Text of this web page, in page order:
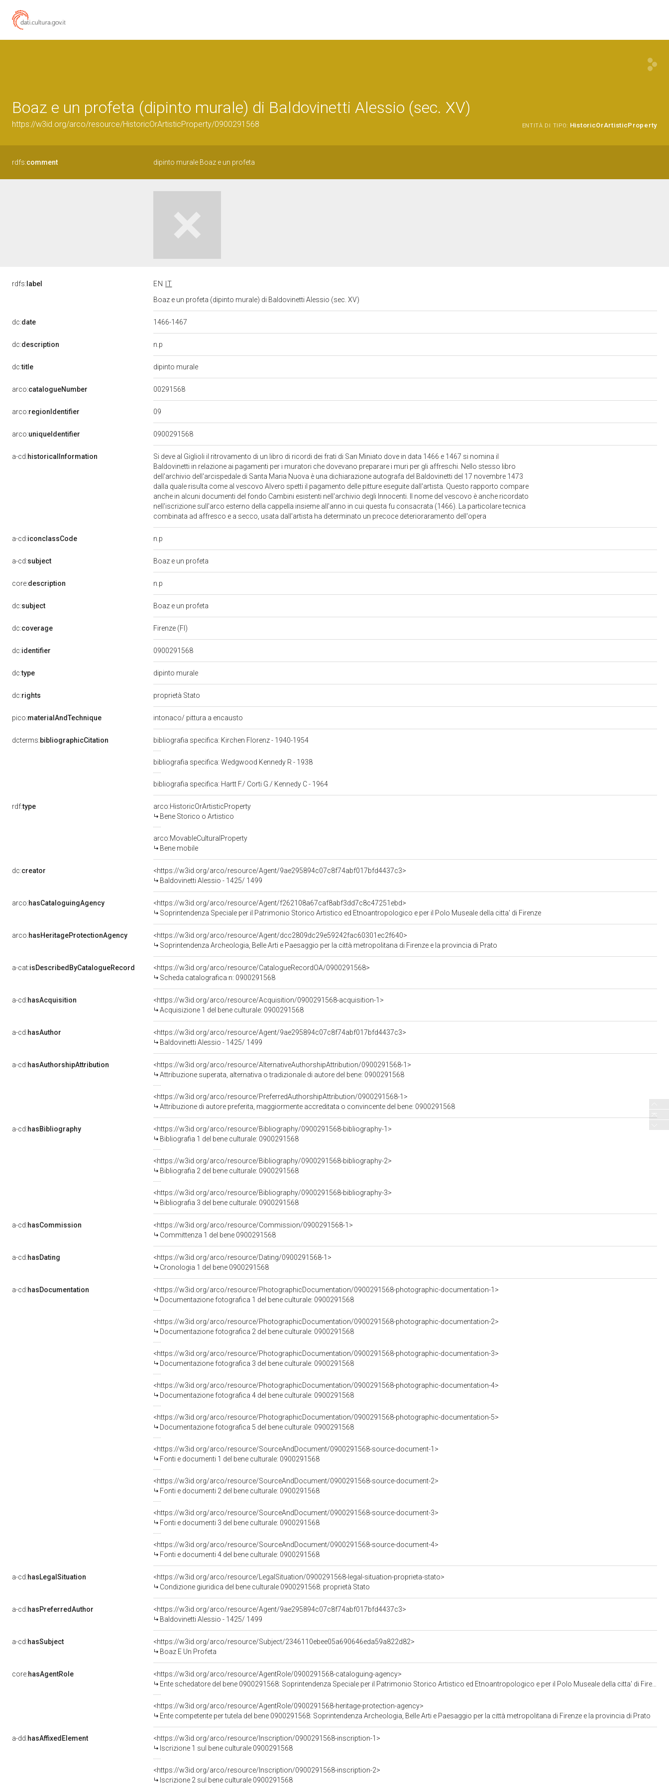
Boaz e un profeta (dipinto murale) di Baldovinetti Alessio (sec. XV)
https://w3id.org/arco/resource/HistoricOrArtisticProperty/0900291568 ENTITÀ DI TIPO: HistoricOrArtisticProperty
rdfs:comment dipinto murale Boaz e un profeta
rdfs: label EN
IT
Boaz e un profeta (dipinto murale) di Baldovinetti Alessio (sec. XV)
dc:date 1466-1467
dc:description n.p
dc:title dipinto murale
arco:catalogueNumber 00291568
arco:regionIdentifier 09
arco:uniqueIdentifier 0900291568
a-cd:historicalInformation
Si deve al Giglioli il ritrovamento di un libro di ricordi dei frati di San Miniato dove in data 1466 e 1467 si nomina il
Baldovinetti in relazione ai pagamenti per i muratori che dovevano preparare i muri per gli affreschi. Nello stesso libro
dell'archivio dell'arcispedale di Santa Maria Nuova è una dichiarazione autografa del Baldovinetti del 17 novembre 1473
dalla quale risulta come al vescovo Alvero spetti il pagamento delle pitture eseguite dall'artista. Questo rapporto compare
anche in alcuni documenti del fondo Cambini esistenti nell'archivio degli Innocenti. Il nome del vescovo è anche ricordato
nell'iscrizione sull'arco esterno della cappella insieme all'anno in cui questa fu consacrata (1466). La particolare tecnica
combinata ad affresco e a secco, usata dall'artista ha determinato un precoce deterioraramento dell'opera
a-cd:iconclassCode n.p
a-cd:subject Boaz e un profeta
core:description n.p
dc:subject Boaz e un profeta
dc:coverage Firenze (FI)
dc:identifier 0900291568
dc:type dipinto murale
dc:rights proprietà Stato
pico:materialAndTechnique intonaco/ pittura a encausto
dcterms:bibliographicCitation bibliografia specifica: Kirchen Florenz - 1940-1954
bibliografia specifica: Wedgwood Kennedy R - 1938
bibliografia specifica: Hartt F./ Corti G./ Kennedy C - 1964
rdf:type
arco:HistoricOrArtisticProperty
Bene Storico o Artistico
arco:MovableCulturalProperty
Bene mobile
dc:creator
<https://w3id.org/arco/resource/Agent/9ae295894c07c8f74abf017bfd4437c3>
Baldovinetti Alessio - 1425/ 1499
arco:hasCataloguingAgency
<https://w3id.org/arco/resource/Agent/f262108a67caf8abf3dd7c8c47251ebd>
Soprintendenza Speciale per il Patrimonio Storico Artistico ed Etnoantropologico e per il Polo Museale della citta' di Firenze
arco:hasHeritageProtectionAgency
<https://w3id.org/arco/resource/Agent/dcc2809dc29e59242fac60301ec2f640>
Soprintendenza Archeologia, Belle Arti e Paesaggio per la città metropolitana di Firenze e la provincia di Prato
a-cat:isDescribedByCatalogueRecord
<https://w3id.org/arco/resource/CatalogueRecordOA/0900291568>
Scheda catalografica n: 0900291568
a-cd:hasAcquisition
<https://w3id.org/arco/resource/Acquisition/0900291568-acquisition-1>
Acquisizione 1 del bene culturale: 0900291568
a-cd:hasAuthor
<https://w3id.org/arco/resource/Agent/9ae295894c07c8f74abf017bfd4437c3>
Baldovinetti Alessio - 1425/ 1499
a-cd:hasAuthorshipAttribution
<https://w3id.org/arco/resource/AlternativeAuthorshipAttribution/0900291568-1>
Attribuzione superata, alternativa o tradizionale di autore del bene: 0900291568
<https://w3id.org/arco/resource/PreferredAuthorshipAttribution/0900291568-1>
Attribuzione di autore preferita, maggiormente accreditata o convincente del bene: 0900291568
a-cd:hasBibliography
<https://w3id.org/arco/resource/Bibliography/0900291568-bibliography-1>
Bibliografia 1 del bene culturale: 0900291568
<https://w3id.org/arco/resource/Bibliography/0900291568-bibliography-2>
Bibliografia 2 del bene culturale: 0900291568
<https://w3id.org/arco/resource/Bibliography/0900291568-bibliography-3>
Bibliografia 3 del bene culturale: 0900291568
a-cd:hasCommission
<https://w3id.org/arco/resource/Commission/0900291568-1>
Committenza 1 del bene 0900291568
a-cd:hasDating
<https://w3id.org/arco/resource/Dating/0900291568-1>
Cronologia 1 del bene 0900291568
a-cd:hasDocumentation
<https://w3id.org/arco/resource/PhotographicDocumentation/0900291568-photographic-documentation-1>
Documentazione fotografica 1 del bene culturale: 0900291568
<https://w3id.org/arco/resource/PhotographicDocumentation/0900291568-photographic-documentation-2>
Documentazione fotografica 2 del bene culturale: 0900291568
<https://w3id.org/arco/resource/PhotographicDocumentation/0900291568-photographic-documentation-3>
Documentazione fotografica 3 del bene culturale: 0900291568
<https://w3id.org/arco/resource/PhotographicDocumentation/0900291568-photographic-documentation-4>
Documentazione fotografica 4 del bene culturale: 0900291568
<https://w3id.org/arco/resource/PhotographicDocumentation/0900291568-photographic-documentation-5>
Documentazione fotografica 5 del bene culturale: 0900291568
<https://w3id.org/arco/resource/SourceAndDocument/0900291568-source-document-1>
Fonti e documenti 1 del bene culturale: 0900291568
<https://w3id.org/arco/resource/SourceAndDocument/0900291568-source-document-2>
Fonti e documenti 2 del bene culturale: 0900291568
<https://w3id.org/arco/resource/SourceAndDocument/0900291568-source-document-3>
Fonti e documenti 3 del bene culturale: 0900291568
<https://w3id.org/arco/resource/SourceAndDocument/0900291568-source-document-4>
Fonti e documenti 4 del bene culturale: 0900291568
a-cd:hasLegalSituation
<https://w3id.org/arco/resource/LegalSituation/0900291568-legal-situation-proprieta-stato>
Condizione giuridica del bene culturale 0900291568: proprietà Stato
a-cd:hasPreferredAuthor
<https://w3id.org/arco/resource/Agent/9ae295894c07c8f74abf017bfd4437c3>
Baldovinetti Alessio - 1425/ 1499
a-cd:hasSubject
<https://w3id.org/arco/resource/Subject/2346110ebee05a690646eda59a822d82>
Boaz E Un Profeta
core:hasAgentRole
<https://w3id.org/arco/resource/AgentRole/0900291568-cataloguing-agency>
Ente schedatore del bene 0900291568: Soprintendenza Speciale per il Patrimonio Storico Artistico ed Etnoantropologico e per il Polo Museale della citta' di Firenze
<https://w3id.org/arco/resource/AgentRole/0900291568-heritage-protection-agency>
Ente competente per tutela del bene 0900291568: Soprintendenza Archeologia, Belle Arti e Paesaggio per la città metropolitana di Firenze e la provincia di Prato
a-dd:hasAffixedElement
<https://w3id.org/arco/resource/Inscription/0900291568-inscription-1>
Iscrizione 1 sul bene culturale 0900291568
<https://w3id.org/arco/resource/Inscription/0900291568-inscription-2>
Iscrizione 2 sul bene culturale 0900291568